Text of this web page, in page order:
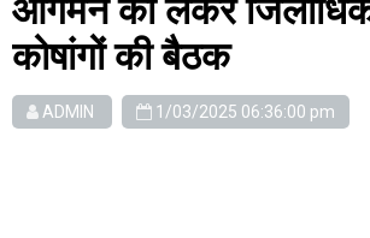
आगमन को लेकर
कोषांगों की बैठक
ADMIN 1/03/2025 06:36:00 pm